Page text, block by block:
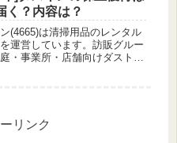
優待について沖縄セル...
く？内容は？
(4665)は清掃用品のレンタル
運営しています。訪販グルー
・事業所・店舗向けダストコ
リンク